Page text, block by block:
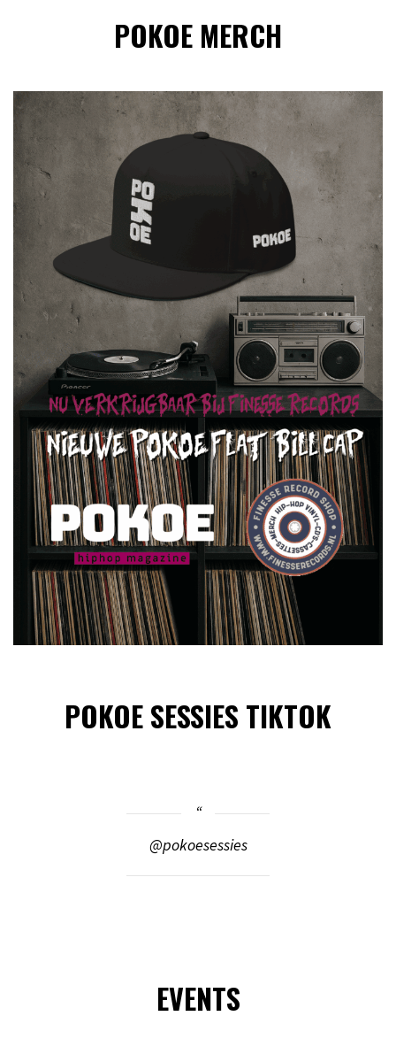
POKOE MERCH
POKOE SESSIES TIKTOK
@pokoesessies
EVENTS